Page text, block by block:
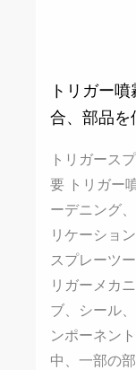
トリガー
合、部品を
トリガース
要 トリガー
ーデニング
リケーショ
スプレーツ
リガーメカ
ブ、シール
ンポーネン
中、一部の